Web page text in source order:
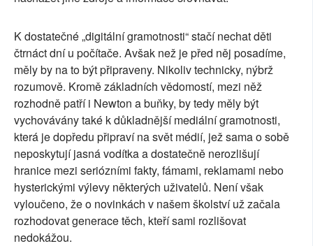
K dostatečné „digitální gramotnosti“ stačí nechat děti
čtrnáct dní u počítače. Avšak než je před něj posadíme,
měly by na to být připraveny. Nikoliv technicky, nýbrž
rozumově. Kromě základních vědomostí, mezi něž
rozhodně patří i Newton a buňky, by tedy měly být
vychovávány také k důkladnější mediální gramotnosti,
která je dopředu připraví na svět médií, jež sama o sobě
neposkytují jasná vodítka a dostatečně nerozlišují
hranice mezi seriózními fakty, fámami, reklamami nebo
hysterickými výlevy některých uživatelů. Není však
vyloučeno, že o novinkách v našem školství už začala
rozhodovat generace těch, kteří sami rozlišovat
nedokážou.